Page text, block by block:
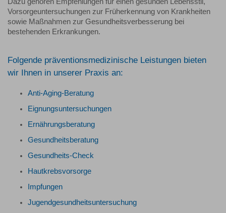
Vorsorgeuntersuchungen zur Früherkennung von Krankheiten
sowie Maßnahmen zur Gesundheitsverbesserung bei
bestehenden Erkrankungen.
Folgende präventionsmedizinische Leistungen bieten
wir Ihnen in unserer Praxis an:
Anti-Aging-Beratung
Eignungsuntersuchungen
Ernährungsberatung
Gesundheitsberatung
Gesundheits-Check
Hautkrebsvorsorge
Impfungen
Jugendgesundheitsuntersuchung